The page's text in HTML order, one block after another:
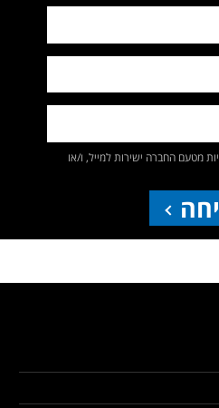
מטעם החברה ישירות למייל, ו/או